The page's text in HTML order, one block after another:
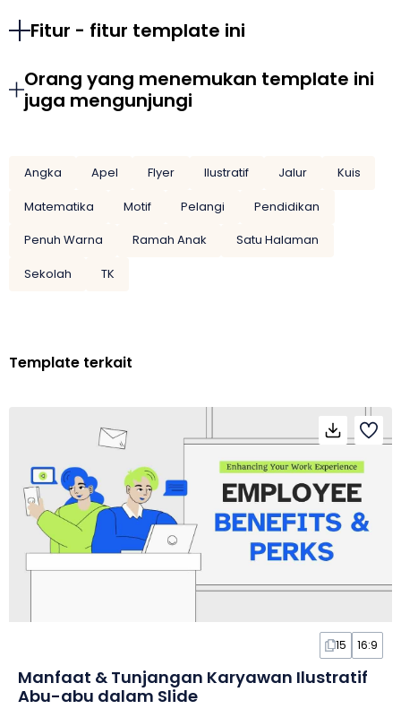
Fitur - fitur template ini
Orang yang menemukan template ini
juga mengunjungi
Angka Apel Flyer Ilustratif Jalur
Kuis
Matematika
Motif Pelangi
Pendidikan
Penuh Warna
Ramah Anak
Satu Halaman
Sekolah
TK
Template terkait
15 16:9
Manfaat & Tunjangan Karyawan Ilustratif
Abu-abu dalam Slide